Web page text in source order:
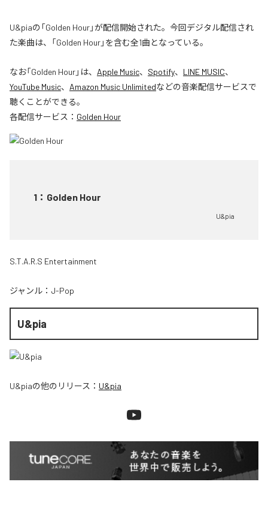
U&piaの「Golden Hour」が配信開始された。今回デジタル配信され
た楽曲は、「Golden Hour」を含む全1曲となっている。
なお「Golden Hour」は、 Apple Music、 Spotify、 LINE MUSIC、
YouTube Music、 Amazon Music Unlimitedなどの音楽配信サービスで
聴くことができる。
各配信サービス： Golden Hour
1 ： Golden Hour
U&pia
S.T.A.R.S Entertainment
ジャンル： J-Pop
U&pia
U&piaの他のリリース： U&pia